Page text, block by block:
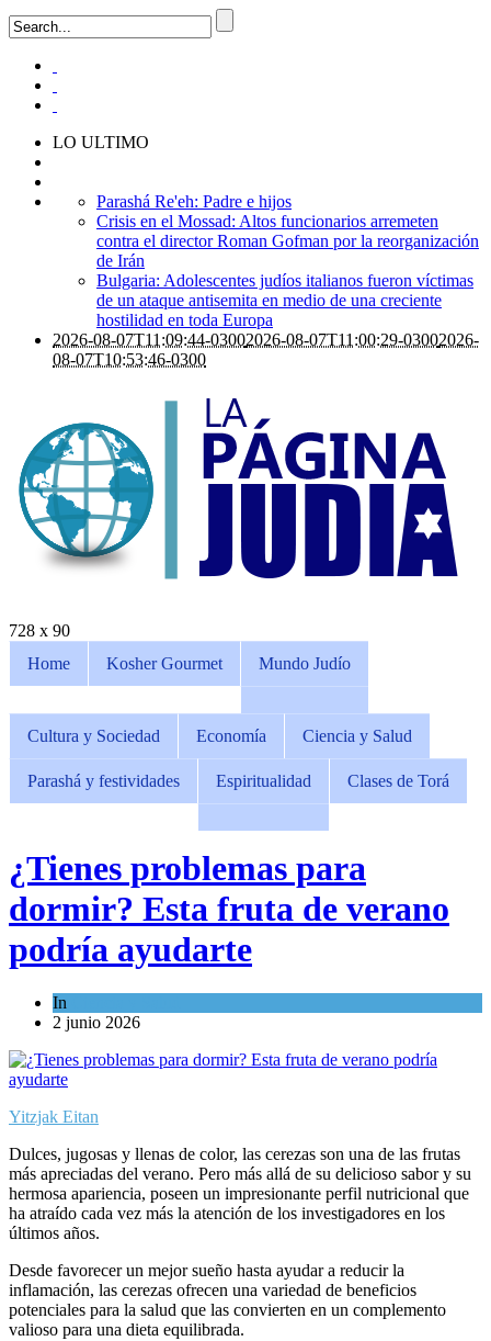
LO ULTIMO
Parashá Re'eh: Padre e hijos
Crisis en el Mossad: Altos funcionarios arremeten
contra el director Roman Gofman por la reorganización
de Irán
Bulgaria: Adolescentes judíos italianos fueron víctimas
de un ataque antisemita en medio de una creciente
hostilidad en toda Europa
2026-08-07T11:09:44-03002026-08-07T11:00:29-03002026-
08-07T10:53:46-0300
728 x 90
Home
Kosher Gourmet Mundo Judío
Cultura y Sociedad Economía Ciencia y Salud
Parashá y festividades Espiritualidad Clases de Torá
¿Tienes problemas para
dormir? Esta fruta de verano
podría ayudarte
In
2 junio 2026
Yitzjak Eitan
Dulces, jugosas y llenas de color, las cerezas son una de las frutas
más apreciadas del verano. Pero más allá de su delicioso sabor y su
hermosa apariencia, poseen un impresionante perfil nutricional que
ha atraído cada vez más la atención de los investigadores en los
últimos años.
Desde favorecer un mejor sueño hasta ayudar a reducir la
inflamación, las cerezas ofrecen una variedad de beneficios
potenciales para la salud que las convierten en un complemento
valioso para una dieta equilibrada.